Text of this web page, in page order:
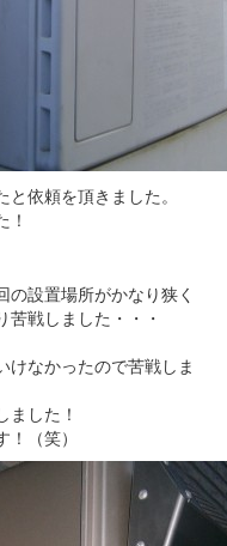
依頼を頂きました。
！
設置場所がかなり狭く
苦戦しました・・・
けなかったので苦戦しま
した！
（笑）